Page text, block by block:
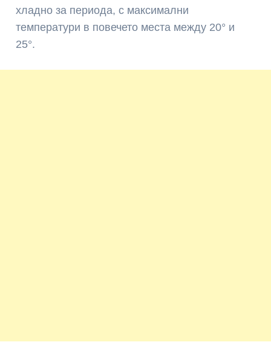
хладно за периода, с максимални
температури в повечето места между 20° и
25°.